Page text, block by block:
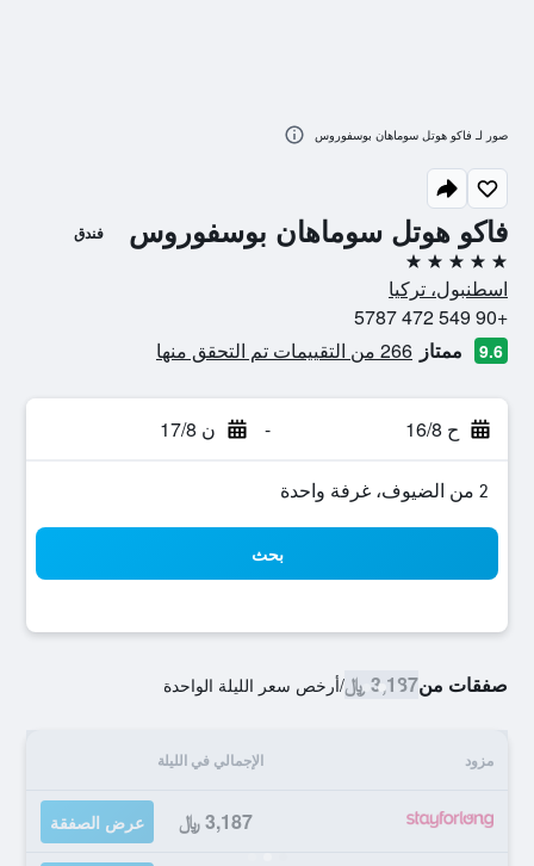
فاكو هوتل سوماهان بوسفوروس فندق
5 نجوم
اسطنبول، تركيا
+90 549 472 5787
9.6 ممتاز 266 من التقييمات تم التحقق منها
ح 16/8 - ن 17/8
2 من الضيوف، غرفة واحدة
بحث
صفقات من3,187 ﷼ /أرخص سعر الليلة الواحدة
مزود الإجمالي في الليلة
3,187 ﷼ عرض الصفقة
صور لـ فاكو هوتل سوماهان بوسفوروس